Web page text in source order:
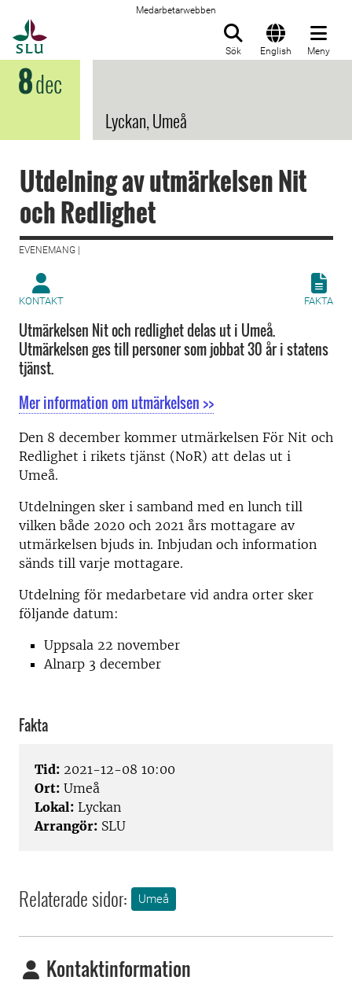
Medarbetarwebben
Sök English Meny
8dec
Lyckan, Umeå
Utdelning av utmärkelsen Nit
och Redlighet
EVENEMANG |
KONTAKT FAKTA
Utmärkelsen Nit och redlighet delas ut i Umeå.
Utmärkelsen ges till personer som jobbat 30 år i statens
tjänst.
Mer information om utmärkelsen >>
Den 8 december kommer utmärkelsen För Nit och
Redlighet i rikets tjänst (NoR) att delas ut i
Umeå.
Utdelningen sker i samband med en lunch till
vilken både 2020 och 2021 års mottagare av
utmärkelsen bjuds in. Inbjudan och information
sänds till varje mottagare.
Utdelning för medarbetare vid andra orter sker
följande datum:
Uppsala 22 november
Alnarp 3 december
Fakta
Tid: 2021-12-08 10:00
Ort: Umeå
Lokal: Lyckan
Arrangör: SLU
Relaterade sidor: Umeå
Kontaktinformation